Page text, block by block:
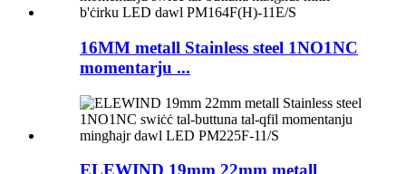
16MM metall Stainless steel 1NO1NC
momentarju ...